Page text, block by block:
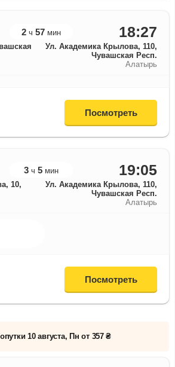
2 ч 57 мин 18:27
Ул. Академика Крылова, 110,
Чувашская Респ.
Алатырь
Посмотреть
3 ч 5 мин 19:05
10,
Ул. Академика Крылова, 110,
Чувашская Респ.
Алатырь
Посмотреть
10 августа, Пн от 357 ₴